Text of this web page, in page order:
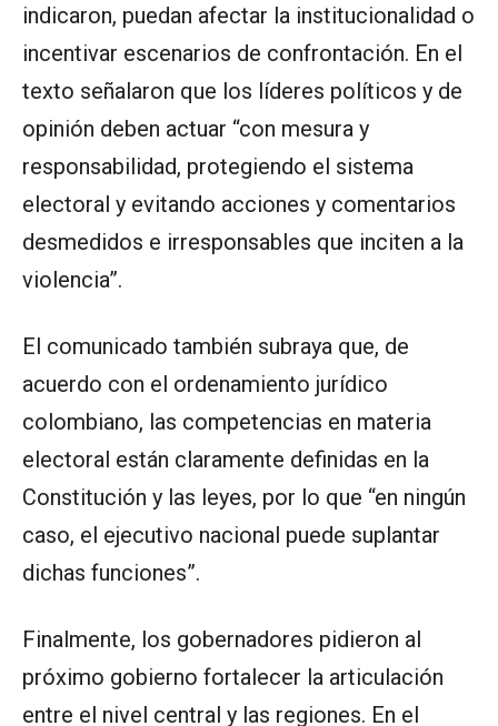
indicaron, puedan afectar la institucionalidad o
incentivar escenarios de confrontación. En el
texto señalaron que los líderes políticos y de
opinión deben actuar “con mesura y
responsabilidad, protegiendo el sistema
electoral y evitando acciones y comentarios
desmedidos e irresponsables que inciten a la
violencia”.
El comunicado también subraya que, de
acuerdo con el ordenamiento jurídico
colombiano, las competencias en materia
electoral están claramente definidas en la
Constitución y las leyes, por lo que “en ningún
caso, el ejecutivo nacional puede suplantar
dichas funciones”.
Finalmente, los gobernadores pidieron al
próximo gobierno fortalecer la articulación
entre el nivel central y las regiones. En el